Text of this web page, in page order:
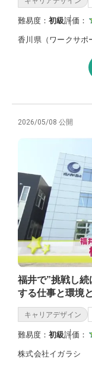
難易度： 初級評価：
香川県（ワークサポ
2026/05/08 公開
福井で”挑戦し
する仕事と環境
キャリアデザイン
難易度： 初級評価：
株式会社イガラシ